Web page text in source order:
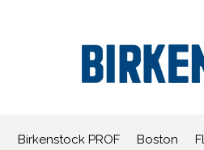
Birkenstock PROF Boston